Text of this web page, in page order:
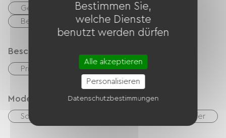
Geeignete Unterkunft
Behindertengerechte Toiletten
Beschreibung
Privates, umzäuntes Gelände
Modes de paiement
Schecks Transfer
Bestimmen Sie,
welche Dienste
benutzt werden dürfen
Alle akzeptieren
Personalisieren
Datenschutzbestimmungen